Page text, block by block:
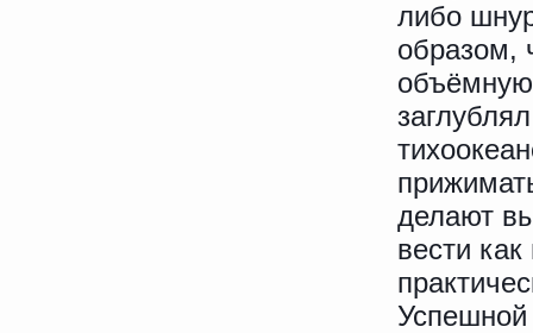
либо
образом,
делают
вести